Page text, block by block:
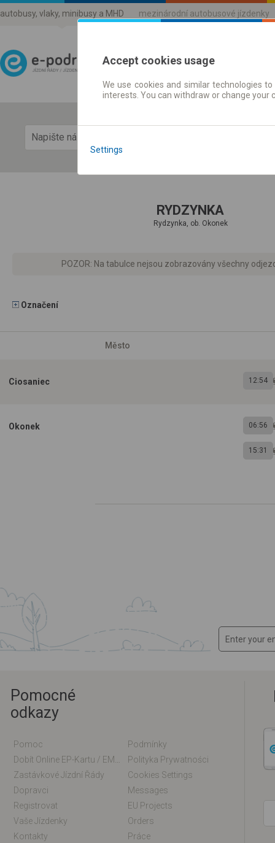
autobusy, vlaky, minibusy a MHD mezinárodní autobusové jízdenky
Jízdni řády a jízdenky
RYDZYNKA
Rydzynka, ob. Okonek
POZOR: Na tabulce nejsou zobrazovány všechny
Označení
Město
Ciosaniec 12:54
Okonek 06:56
15:31
Pomocné
odkazy
Pomoc
Podmínky
Polityka Prywatności
Zastávkové Jízdní Řády
Cookies Settings
Dopravci
Messages
Registrovat
EU Projects
Vaše Jízdenky
Orders
Kontakty
Práce
Accept cookies usage
We use cookies and similar technologies
interests. You can withdraw or change
Settings